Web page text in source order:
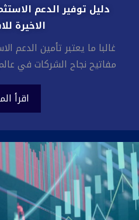
دليل توفير الدعم
الاخيرة
غالبا ما يعتبر تأمين الدعم
مفاتيح نجاح الشركات في
اقرأ